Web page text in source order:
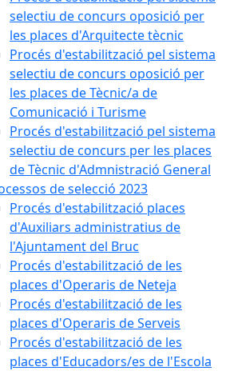
selectiu de concurs oposició per
les places d'Arquitecte tècnic
Procés d'estabilització pel sistema
selectiu de concurs oposició per
les places de Tècnic/a de
Comunicació i Turisme
Procés d'estabilització pel sistema
selectiu de concurs per les places
de Tècnic d'Admnistració General
de selecció 2023
Procés d'estabilització places
d'Auxiliars administratius de
l'Ajuntament del Bruc
Procés d'estabilització de les
places d'Operaris de Neteja
Procés d'estabilització de les
places d'Operaris de Serveis
Procés d'estabilització de les
places d'Educadors/es de l'Escola